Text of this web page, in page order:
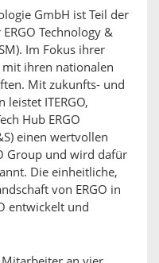
GmbH ist Teil der
Technology &
Im Fokus ihrer
mit ihren nationalen
Mit zukunfts- und
leistet ITERGO,
Hub ERGO
einen wertvollen
Group und wird dafür
Die einheitliche,
von ERGO in
entwickelt und